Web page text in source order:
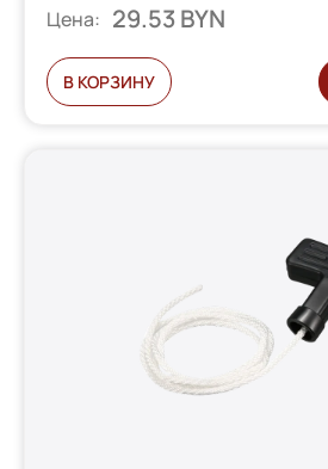
Цена: 29.53 BYN
В КОРЗИНУ